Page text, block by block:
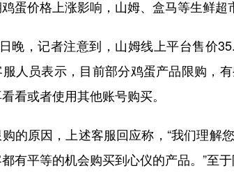
蛋价格上涨影响，山姆、盒马等生鲜超
晚，记者注意到，山姆线上平台售价
人员表示，目前部分鸡蛋产品限购，
看或者使用其他账号购买。
的原因，上述客服回应称，“我们理解
有平等的机会购买到心仪的产品。”至